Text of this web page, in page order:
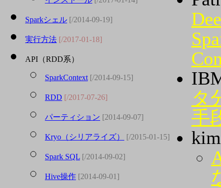
Sparkシェル [/2014-09-19]
実行方法 [/2017-01-18]
API（RDD系）
SparkContext [/2014-09-15]
RDD [/2017-07-26]
パーティション [2014-09-07]
Kryo（シリアライズ） [/2015-01-15]
Spark SQL [/2014-09-02]
Hive操作 [2014-09-01]
タ
手